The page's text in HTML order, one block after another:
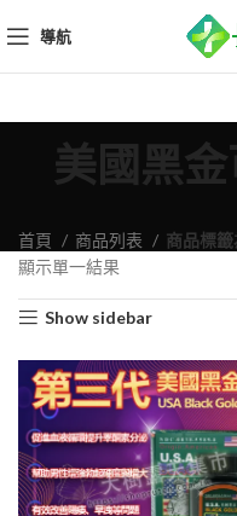
導航
美國黑
首頁 商品列表
商品標
顯示單一結果
Show sidebar